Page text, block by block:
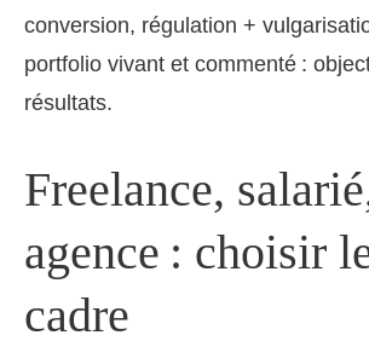
conversion, régulation +
portfolio vivant et commenté :
résultats.
Freelance,
agence : choisir
cadre